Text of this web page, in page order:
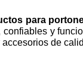
para
y
de